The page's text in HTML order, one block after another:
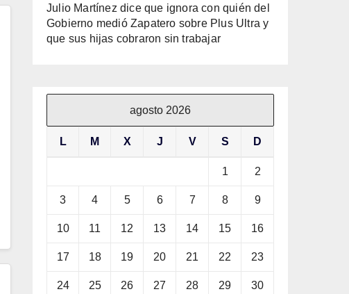
Julio Martínez dice que ignora con quién del
Gobierno medió Zapatero sobre Plus Ultra y
que sus hijas cobraron sin trabajar
agosto 2026
L M X J V S D
1 2
3 4 5 6 7 8 9
10 11 12 13 14 15 16
17 18 19 20 21 22 23
24 25 26 27 28 29 30